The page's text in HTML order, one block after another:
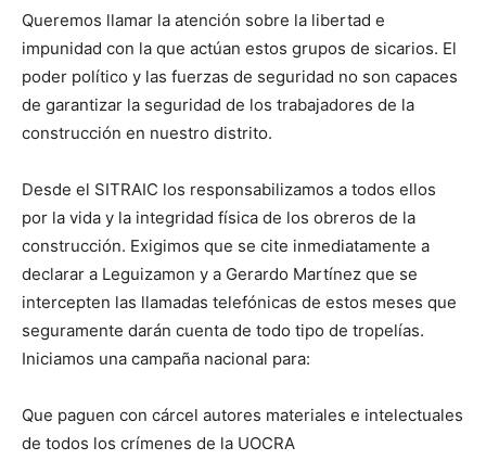
Queremos llamar la atención sobre la libertad e
impunidad con la que actúan estos grupos de sicarios. El
poder político y las fuerzas de seguridad no son capaces
de garantizar la seguridad de los trabajadores de la
construcción en nuestro distrito.
Desde el SITRAIC los responsabilizamos a todos ellos
por la vida y la integridad física de los obreros de la
construcción. Exigimos que se cite inmediatamente a
declarar a Leguizamon y a Gerardo Martínez que se
intercepten las llamadas telefónicas de estos meses que
seguramente darán cuenta de todo tipo de tropelías.
Iniciamos una campaña nacional para:
Que paguen con cárcel autores materiales e intelectuales
de todos los crímenes de la UOCRA